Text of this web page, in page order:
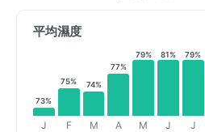
平均濕度
73%
J
75%
F
74%
M
77%
A
79%
M
81%
J
79%
J